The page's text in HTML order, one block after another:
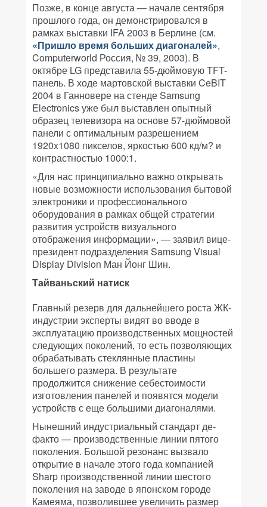
Позже, в конце августа — начале сентября
прошлого года, он демонстрировался в
рамках выставки IFA 2003 в Берлине (см.
«Пришло время больших диагоналей»,
Computerworld Россия, № 39, 2003). В
октябре LG представила 55-дюймовую TFT-
панель. В ходе мартовской выставки CeBIT
2004 в Ганновере на стенде Samsung
Electronics уже был выставлен опытный
образец телевизора на основе 57-дюймовой
панели с оптимальным разрешением
1920x1080 пикселов, яркостью 600 кд/м? и
контрастностью 1000:1.
«Для нас принципиально важно открывать
новые возможности использования бытовой
электроники и профессионального
оборудования в рамках общей стратегии
развития устройств визуального
отображения информации», — заявил вице-
президент подразделения Samsung Visual
Display Division Ман Йонг Шин.
Тайваньский натиск
Главный резерв для дальнейшего роста ЖК-
индустрии эксперты видят во вводе в
эксплуатацию производственных мощностей
следующих поколений, то есть позволяющих
обрабатывать стеклянные пластины
большего размера. В результате
продолжится снижение себестоимости
изготовления панелей и появятся модели
устройств с еще большими диагоналями.
Нынешний индустриальный стандарт де-
факто — производственные линии пятого
поколения. Большой резонанс вызвало
открытие в начале этого года компанией
Sharp производственной линии шестого
поколения на заводе в японском городе
Камеяма, позволившее увеличить размер